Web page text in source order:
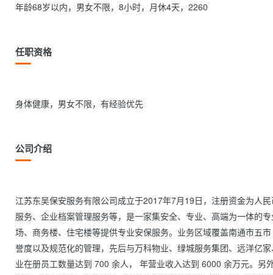
年龄68岁以内，男女不限，8小时，月休4天，2260
任职资格
身体健康，男女不限，有经验优先
公司介绍
江苏东吴保安服务有限公司成立于2017年7月19日，注册资金为人
服务、企业档案管理服务等，是一家集安全、专业、高端为一体的
场、商务楼、住宅楼等提供专业安保服务。业务区域覆盖南通市五
誉度以及规范化的管理，先后与万科物业、绿城服务集团、远洋亿
业在册员工数量达到 700 余人， 年营业收入达到 6000 余万元。